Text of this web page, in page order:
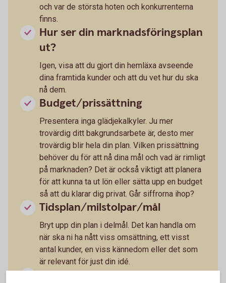
och var de största hoten och konkurrenterna
finns.
Hur ser din marknadsföringsplan
ut?
Igen, visa att du gjort din hemläxa avseende
dina framtida kunder och att du vet hur du ska
nå dem.
Budget/prissättning
Presentera inga glädjekalkyler. Ju mer
trovärdig ditt bakgrundsarbete är, desto mer
trovärdig blir hela din plan. Vilken prissättning
behöver du för att nå dina mål och vad är rimligt
på marknaden? Det är också viktigt att planera
för att kunna ta ut lön eller sätta upp en budget
så att du klarar dig privat. Går siffrorna ihop?
Tidsplan/milstolpar/mål
Bryt upp din plan i delmål. Det kan handla om
när ska ni ha nått viss omsättning, ett visst
antal kunder, en viss kännedom eller det som
är relevant för just din idé.
Hur ska idén genomföras?